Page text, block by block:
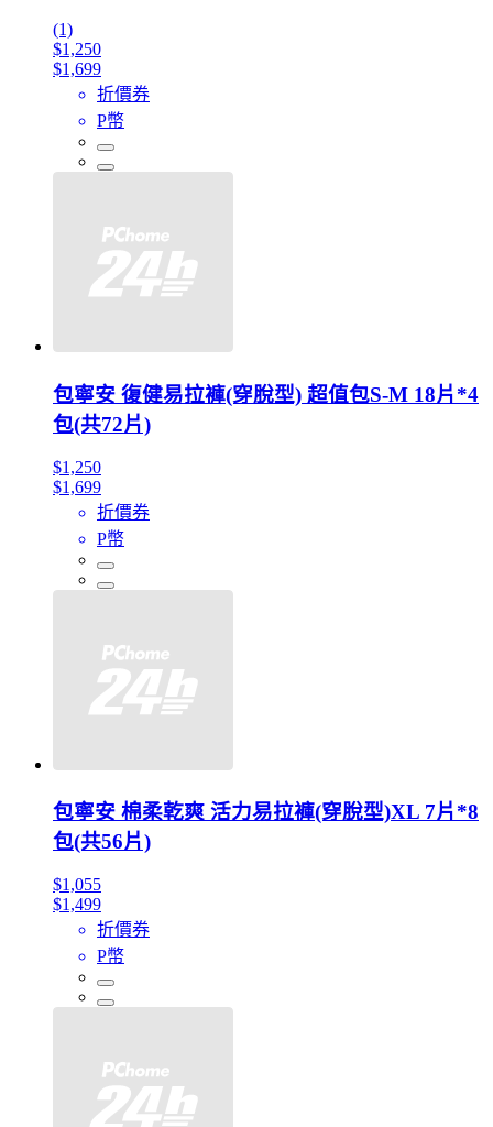
(1)
$1,250
$1,699
折價券
P幣
包寧安 復健易拉褲(穿脫型) 超值包S-M 18片*4
包(共72片)
$1,250
$1,699
折價券
P幣
包寧安 棉柔乾爽 活力易拉褲(穿脫型)XL 7片*8
包(共56片)
$1,055
$1,499
折價券
P幣